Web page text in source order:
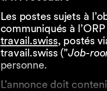
Les postes sujets à
communiqués à
travail.swiss, postés
travail.swiss ("Job-
personne.
L’annonce doit